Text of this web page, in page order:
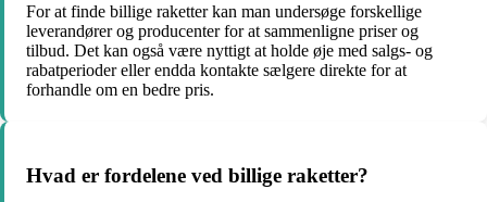
For at finde billige raketter kan man undersøge forskellige
leverandører og producenter for at sammenligne priser og
tilbud. Det kan også være nyttigt at holde øje med salgs- og
rabatperioder eller endda kontakte sælgere direkte for at
forhandle om en bedre pris.
Hvad er fordelene ved billige raketter?